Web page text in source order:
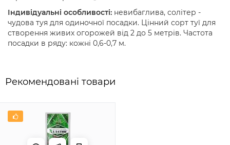
Індивідуальні особливості: невибаглива, солітер -
чудова туя для одиночної посадки. Цінний сорт туї для
створення живих огорожей від 2 до 5 метрів. Частота
посадки в ряду: кожні 0,6-0,7 м.
Рекомендовані товари